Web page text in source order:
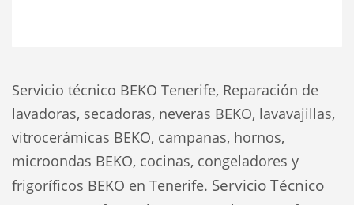
Servicio técnico BEKO Tenerife, Reparación de
lavadoras, secadoras, neveras BEKO, lavavajillas,
vitrocerámicas BEKO, campanas, hornos,
microondas BEKO, cocinas, congeladores y
frigoríficos BEKO en Tenerife. Servicio Técnico